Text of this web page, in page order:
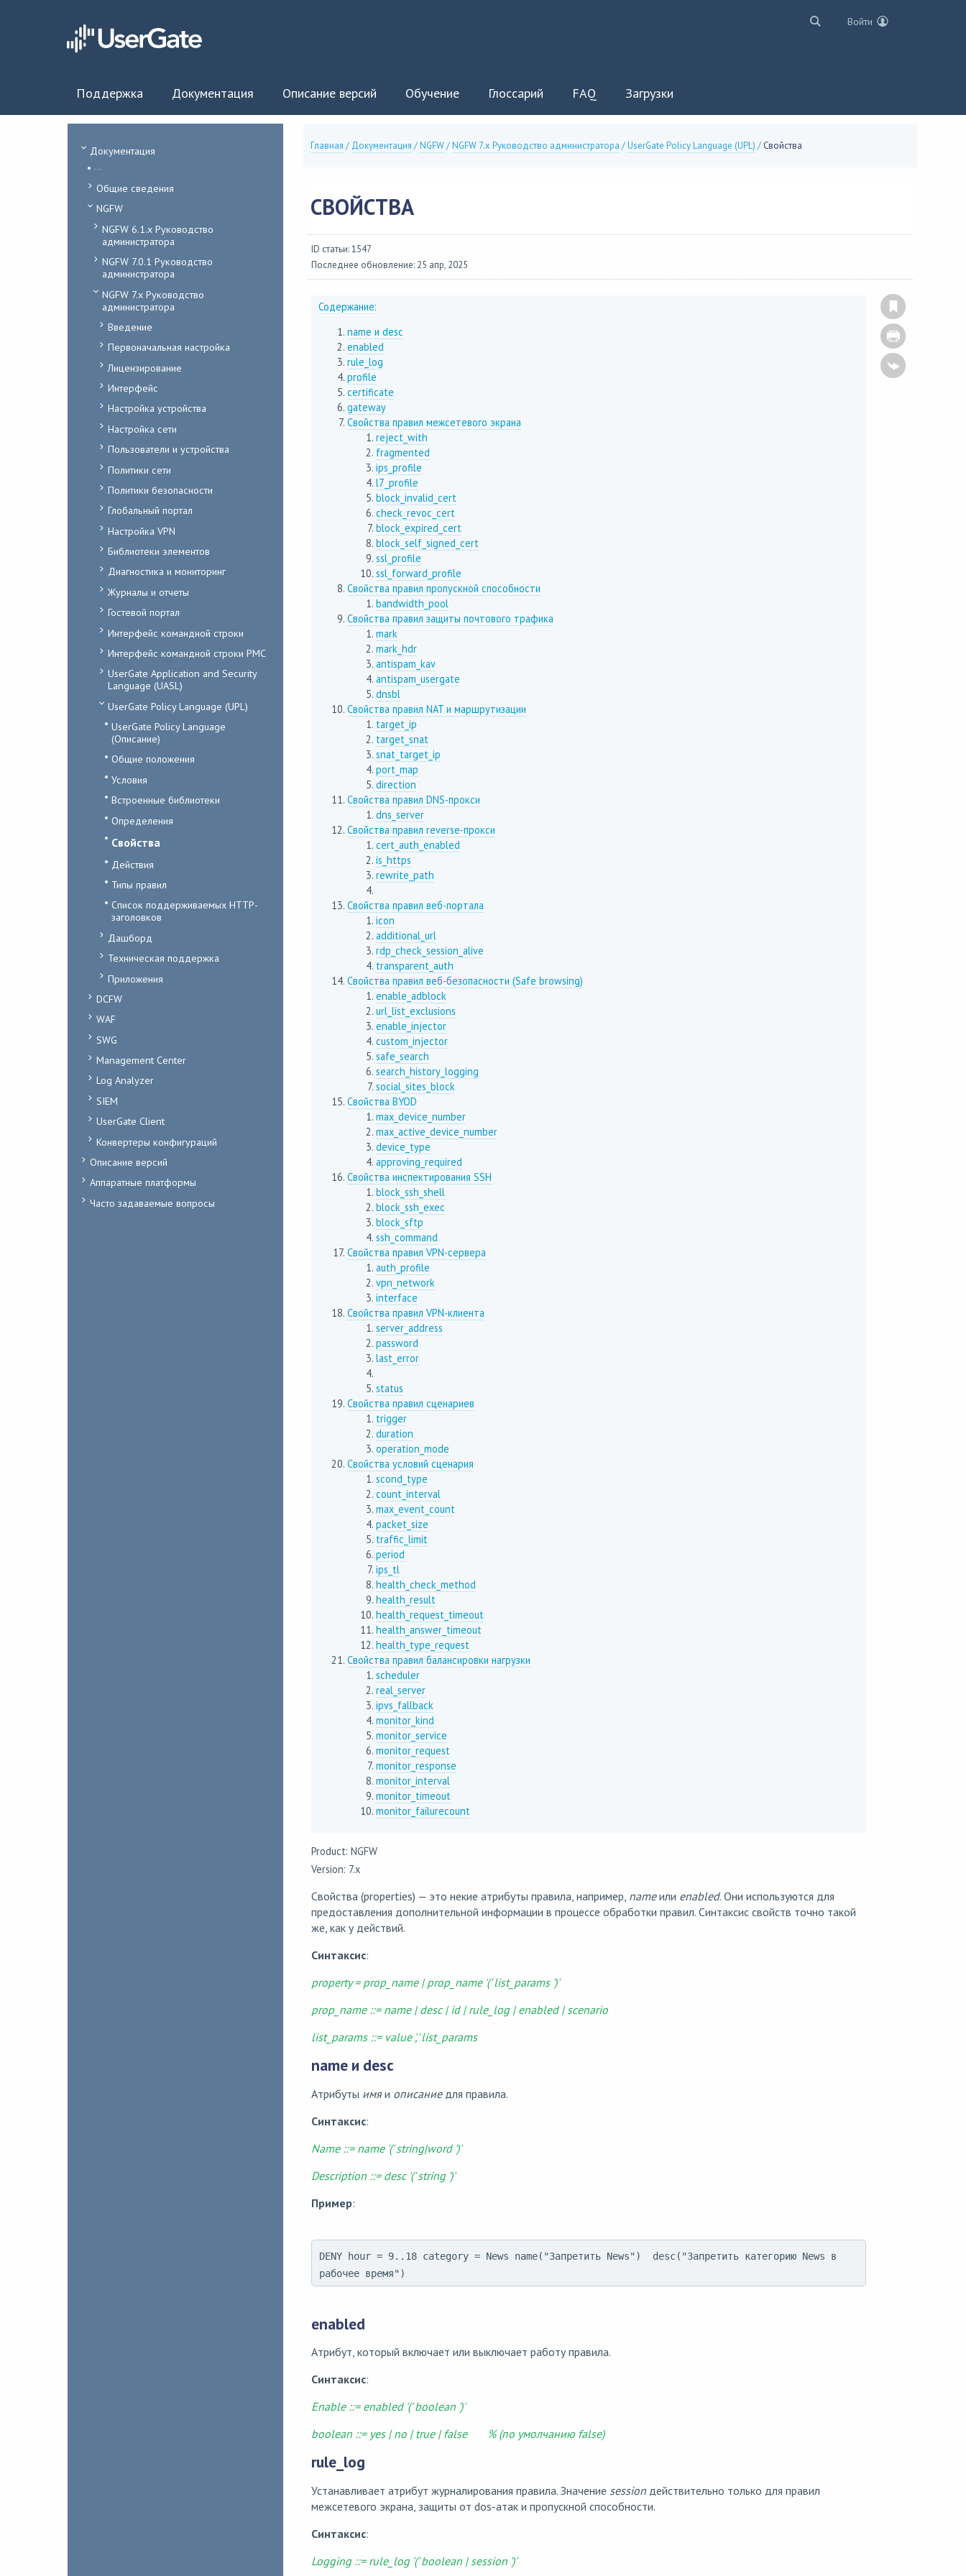
Войти
Поддержка Документация Описание версий Обучение Глоссарий FAQ Загрузки
Документация
...
Общие сведения
NGFW
NGFW 6.1.x Руководство
администратора
NGFW 7.0.1 Руководство
администратора
NGFW 7.x Руководство
администратора
Введение
Первоначальная настройка
Лицензирование
Интерфейс
Настройка устройства
Настройка сети
Пользователи и устройства
Политики сети
Политики безопасности
Глобальный портал
Настройка VPN
Библиотеки элементов
Диагностика и мониторинг
Журналы и отчеты
Гостевой портал
Интерфейс командной строки
Интерфейс командной строки PMC
UserGate Application and Security
Language (UASL)
UserGate Policy Language (UPL)
UserGate Policy Language
(Описание)
Общие положения
Условия
Встроенные библиотеки
Определения
Свойства
Действия
Типы правил
Список поддерживаемых HTTP-
заголовков
Дашборд
Техническая поддержка
Приложения
DCFW
WAF
SWG
Management Center
Log Analyzer
SIEM
UserGate Client
Конвертеры конфигураций
Описание версий
Аппаратные платформы
Часто задаваемые вопросы
Главная / Документация /NGFW/NGFW 7.x Руководство администратора /UserGate Policy Language (UPL) / Свойства
СВОЙСТВА
ID статьи: 1547
Последнее обновление: 25 апр, 2025
Содержание:
name и desc
enabled
rule_log
profile
certificate
gateway
Свойства правил межсетевого экрана
reject_with
fragmented
ips_profile
l7_profile
block_invalid_cert
check_revoc_cert
block_expired_cert
block_self_signed_cert
ssl_profile
ssl_forward_profile
Свойства правил пропускной способности
bandwidth_pool
Свойства правил защиты почтового трафика
mark
mark_hdr
antispam_kav
antispam_usergate
dnsbl
Свойства правил NAT и маршрутизации
target_ip
target_snat
snat_target_ip
port_map
direction
Свойства правил DNS-прокси
dns_server
Свойства правил reverse-прокси
cert_auth_enabled
is_https
rewrite_path
Свойства правил веб-портала
icon
additional_url
rdp_check_session_alive
transparent_auth
Свойства правил веб-безопасности (Safe browsing)
enable_adblock
url_list_exclusions
enable_injector
custom_injector
safe_search
search_history_logging
social_sites_block
Свойства BYOD
max_device_number
max_active_device_number
device_type
approving_required
Свойства инспектирования SSH
block_ssh_shell
block_ssh_exec
block_sftp
ssh_command
Свойства правил VPN-сервера
auth_profile
vpn_network
interface
Свойства правил VPN-клиента
server_address
password
last_error
status
Свойства правил сценариев
trigger
duration
operation_mode
Свойства условий сценария
scond_type
count_interval
max_event_count
packet_size
traffic_limit
period
ips_tl
health_check_method
health_result
health_request_timeout
health_answer_timeout
health_type_request
Свойства правил балансировки нагрузки
scheduler
real_server
ipvs_fallback
monitor_kind
monitor_service
monitor_request
monitor_response
monitor_interval
monitor_timeout
monitor_failurecount
Product: NGFW
Version: 7.x
Свойства (properties) — это некие атрибуты правила, например, nameили enabled. Они используются для
предоставления дополнительной информации в процессе обработки правил. Синтаксис свойств точно такой
же, как у действий.
Синтаксис:
property = prop_name | prop_name '(' list_params ')'
prop_name ::= name | desc | id | rule_log | enabled | scenario
list_params ::= value ',' list_params
name и desc
Атрибуты имяи описаниедля правила.
Синтаксис:
Name ::= name '(' string|word ')'
Description ::= desc '(' string ')'
Пример:
DENY hour = 9..18 category = News name("Запретить News")  desc("Запретить категорию News в
рабочее время")
enabled
Атрибут, который включает или выключает работу правила.
Синтаксис:
Enable ::= enabled '(' boolean ')'
boolean ::= yes | no | true | false % (по умолчанию false)
rule_log
Устанавливает атрибут журналирования правила. Значение sessionдействительно только для правил
межсетевого экрана, защиты от dos-атак и пропускной способности.
Синтаксис:
Logging ::= rule_log '(' boolean | session ')'